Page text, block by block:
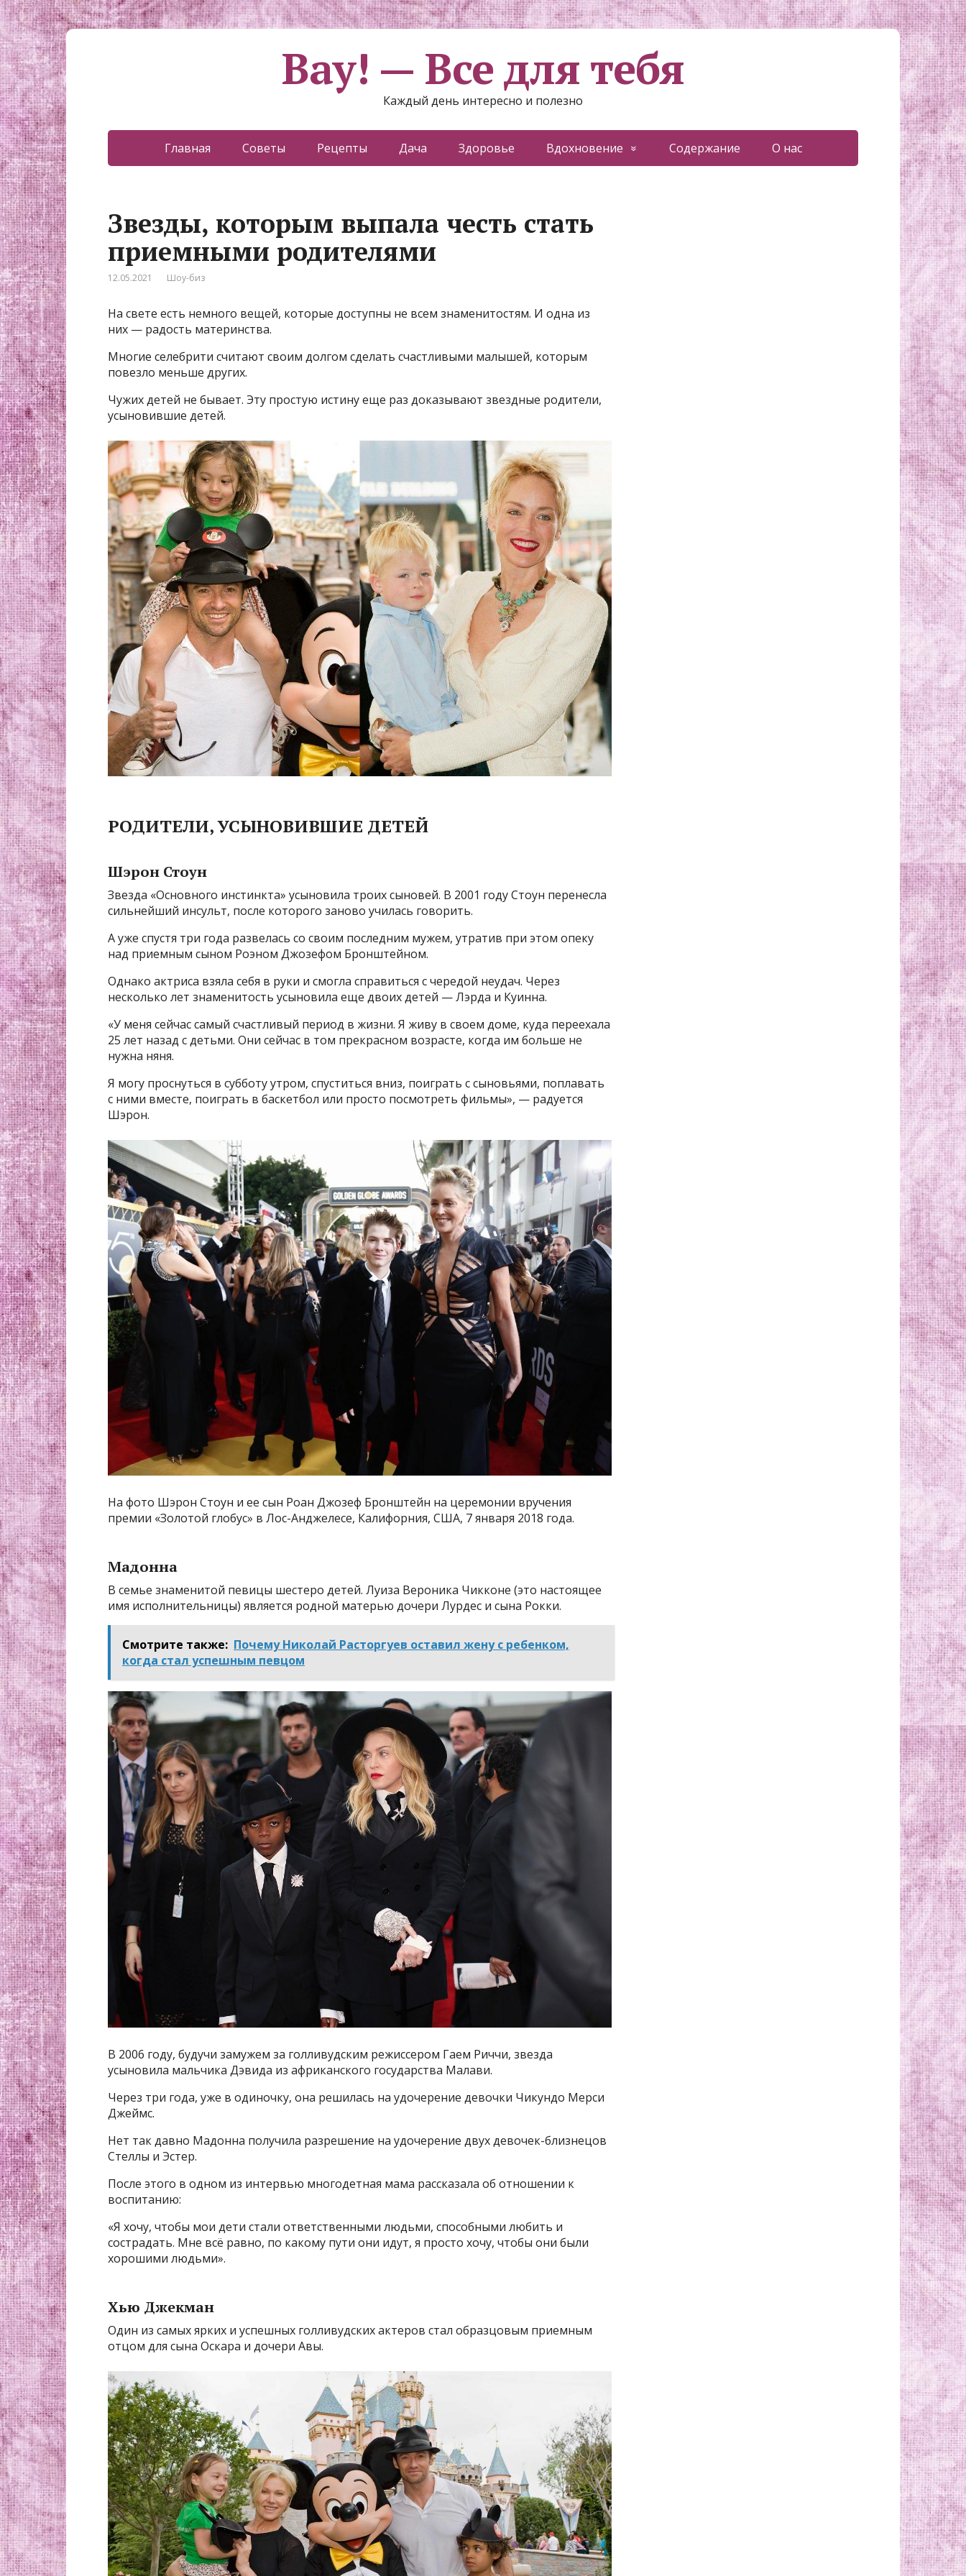
Вау! — Все для тебя
Каждый день интересно и полезно
Главная Советы Рецепты Дача Здоровье Вдохновение Содержание О нас
Звезды, которым выпала честь стать
приемными родителями
12.05.2021 Шоу-биз
На свете есть немного вещей, которые доступны не всем знаменитостям. И одна из
них — радость материнства.
Многие селебрити считают своим долгом сделать счастливыми малышей, которым
повезло меньше других.
Чужих детей не бывает. Эту простую истину еще раз доказывают звездные родители,
усыновившие детей.
РОДИТЕЛИ, УСЫНОВИВШИЕ ДЕТЕЙ
Шэрон Стоун
Звезда «Основного инстинкта» усыновила троих сыновей. В 2001 году Стоун перенесла
сильнейший инсульт, после которого заново училась говорить.
А уже спустя три года развелась со своим последним мужем, утратив при этом опеку
над приемным сыном Роэном Джозефом Бронштейном.
Однако актриса взяла себя в руки и смогла справиться с чередой неудач. Через
несколько лет знаменитость усыновила еще двоих детей — Лэрда и Куинна.
«У меня сейчас самый счастливый период в жизни. Я живу в своем доме, куда переехала
25 лет назад с детьми. Они сейчас в том прекрасном возрасте, когда им больше не
нужна няня.
Я могу проснуться в субботу утром, спуститься вниз, поиграть с сыновьями, поплавать
с ними вместе, поиграть в баскетбол или просто посмотреть фильмы», — радуется
Шэрон.
На фото Шэрон Стоун и ее сын Роан Джозеф Бронштейн на церемонии вручения
премии «Золотой глобус» в Лос-Анджелесе, Калифорния, США, 7 января 2018 года.
Мадонна
В семье знаменитой певицы шестеро детей. Луиза Вероника Чикконе (это настоящее
имя исполнительницы) является родной матерью дочери Лурдес и сына Рокки.
Смотрите также: Почему Николай Расторгуев оставил жену с ребенком,
когда стал успешным певцом
В 2006 году, будучи замужем за голливудским режиссером Гаем Риччи, звезда
усыновила мальчика Дэвида из африканского государства Малави.
Через три года, уже в одиночку, она решилась на удочерение девочки Чикундо Мерси
Джеймс.
Нет так давно Мадонна получила разрешение на удочерение двух девочек-близнецов
Стеллы и Эстер.
После этого в одном из интервью многодетная мама рассказала об отношении к
воспитанию:
«Я хочу, чтобы мои дети стали ответственными людьми, способными любить и
сострадать. Мне всё равно, по какому пути они идут, я просто хочу, чтобы они были
хорошими людьми».
Хью Джекман
Один из самых ярких и успешных голливудских актеров стал образцовым приемным
отцом для сына Оскара и дочери Авы.